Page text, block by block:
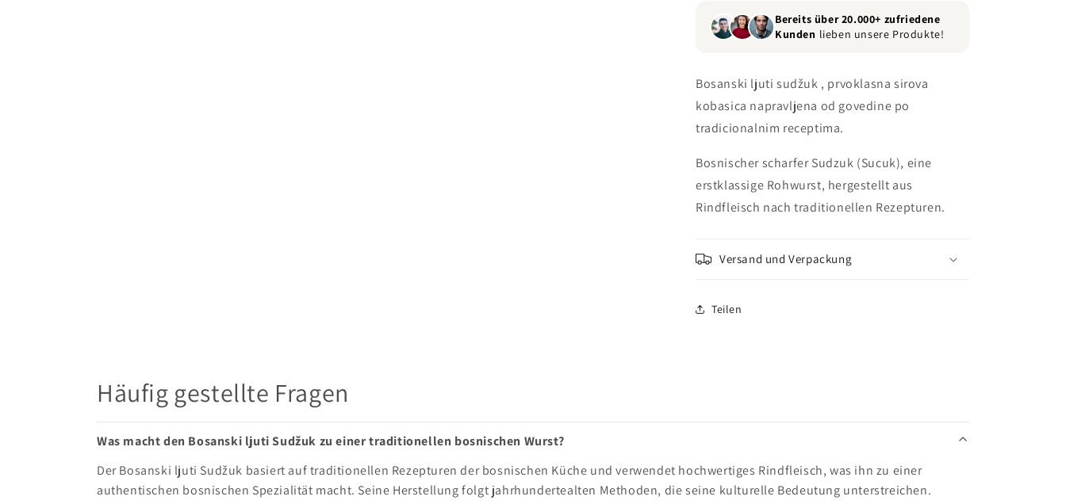
Bereits über 20.000+ zufriedene
Kunden lieben unsere Produkte!
Bosanski ljuti sudžuk , prvoklasna sirova
kobasica napravljena od govedine po
tradicionalnim receptima.
Bosnischer scharfer Sudzuk (Sucuk), eine
erstklassige Rohwurst, hergestellt aus
Rindfleisch nach traditionellen Rezepturen.
Versand und Verpackung
Teilen
Häufig gestellte Fragen
Was macht den Bosanski ljuti Sudžuk zu einer traditionellen bosnischen Wurst?
Der Bosanski ljuti Sudžuk basiert auf traditionellen Rezepturen der bosnischen Küche und verwendet hochwertiges Rindfleisch, was ihn zu einer
authentischen bosnischen Spezialität macht. Seine Herstellung folgt jahrhundertealten Methoden, die seine kulturelle Bedeutung unterstreichen.